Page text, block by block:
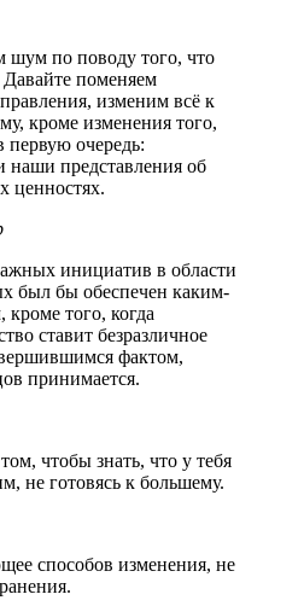
по поводу того, что
поменяем
изменим всё к
кроме изменения того,
первую очередь:
наши представления об
ценностях.
инициатив в области
был бы обеспечен каким-
того, когда
ставит безразличное
фактом,
принимается.
чтобы знать, что у тебя
не готовясь к большему.
способов изменения, не